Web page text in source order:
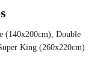
(140x200cm), Double
King (260x220cm)